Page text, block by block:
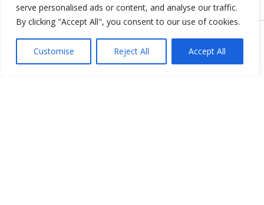
serve personalised ads or content, and analyse our traffic.
By clicking "Accept All", you consent to our use of cookies.
Customise Reject All Accept All
Copyright © 2026 KnowMyGovt. All rights reserved.